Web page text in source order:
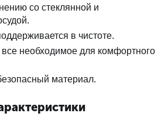
со стеклянной и
в чистоте.
необходимое для комфортного
материал.